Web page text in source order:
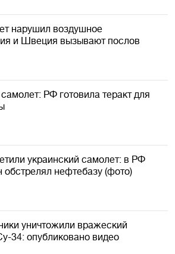
нарушил воздушное
и Швеция вызывают послов
РФ готовила теракт для
украинский самолет: в РФ
обстрелял нефтебазу (фото)
уничтожили вражеский
34: опубликовано видео